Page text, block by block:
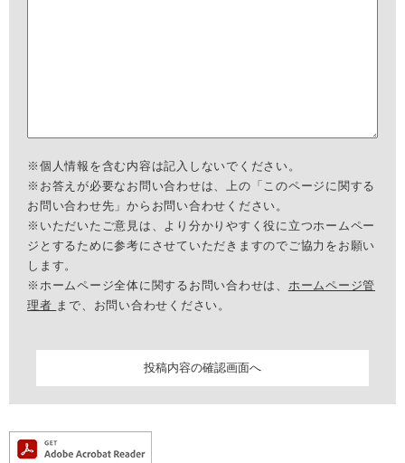
※個人情報を含む内容は記入しないでください。
※お答えが必要なお問い合わせは、上の「このページに関する
お問い合わせ先」からお問い合わせください。
※いただいたご意見は、より分かりやすく役に立つホームペー
ジとするために参考にさせていただきますのでご協力をお願い
します。
※ホームページ全体に関するお問い合わせは、 ホームページ管
理者 まで、お問い合わせください。